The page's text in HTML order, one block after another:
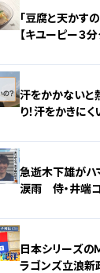
「豆腐と天かす
【キユーピー３分
汗をかかないと
り！汗をかきに
急逝木下雄がハ
涙雨 侍・井端
日本シリーズの
ラゴンズ立浪新